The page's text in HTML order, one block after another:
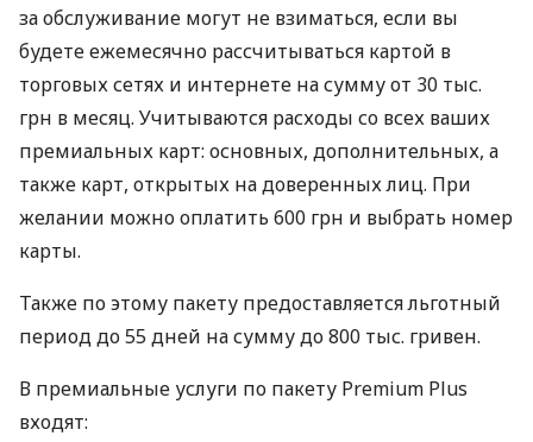
за обслуживание могут не взиматься, если вы
будете ежемесячно рассчитываться картой в
торговых сетях и интернете на сумму от 30 тыс.
грн в месяц. Учитываются расходы со всех ваших
премиальных карт: основных, дополнительных, а
также карт, открытых на доверенных лиц. При
желании можно оплатить 600 грн и выбрать номер
карты.
Также по этому пакету предоставляется льготный
период до 55 дней на сумму до 800 тыс. гривен.
В премиальные услуги по пакету Premium Plus
входят: